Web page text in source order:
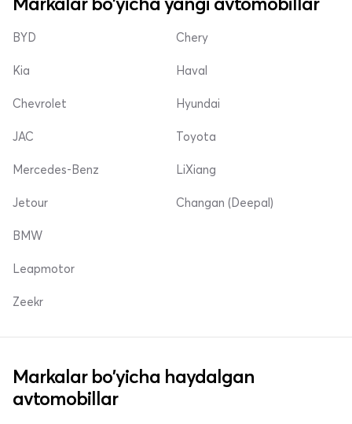
BYD
Kia
Chevrolet
Chery
Haval
Hyundai
JAC
Mercedes-Benz
Jetour
Toyota
LiXiang
Changan (Deepal)
BMW
Leapmotor
Zeekr
Markalar bo'yicha haydalgan
avtomobillar